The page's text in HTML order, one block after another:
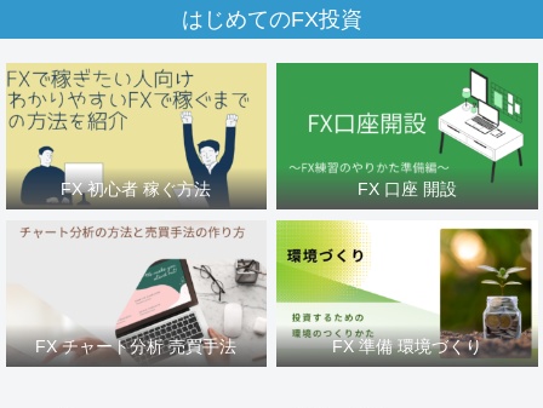
はじめてのFX投資
FX 初心者 稼ぐ方法 FX 口座 開設
FX チャート分析 売買手法 FX 準備 環境づくり